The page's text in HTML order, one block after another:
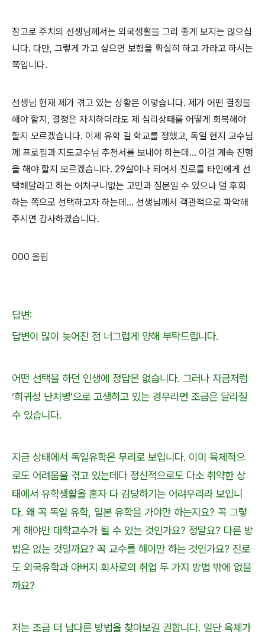
참고로 주치의 선생님께서는 외국생활을 그리 좋게 보지는 않으십
니다. 다만, 그렇게 가고 싶으면 보험을 확실히 하고 가라고 하시는
쪽입니다.
선생님 현재 제가 겪고 있는 상황은 이렇습니다. 제가 어떤 결정을
해야 할지 , 결정은 차치하더라도 제 심리상태를 어떻게 회복해야
할지 모르겠습니다. 이제 유학 갈 학교를 정했고, 독일 현지 교수님
께 프로필과 지도교수님 추천서를 보내야 하는데 ... 이걸 계속 진행
을 해야 할지 모르겠습니다. 29살이나 되어서 진로를 타인에게 선
택해달라고 하는 어처구니없는 고민과 질문일 수 있으나 덜 후회
하는 쪽으로 선택하고자 하는데 ... 선생님께서 객관적으로 파악해
주시면 감사하겠습니다.
000 올림
답변:
답변이 많이 늦어진 점 너그럽게 양해 부탁드립니다.
어떤 선택을 하던 인생에 정답은 없습니다. 그러나 지금처럼
‘희귀성 난치병’으로 고생하고 있는 경우라면 조금은 달라질
수 있습니다.
지금 상태에서 독일유학은 무리로 보입니다. 이미 육체적으
로도 어려움을 겪고 있는데다 정신적으로도 다소 취약한 상
태에서 유학생활을 혼자 다 감당하기는 어려우리라 보입니
다. 왜 꼭 독일 유학, 일본 유학을 가야만 하는지요? 꼭 그렇
게 해야만 대학교수가 될 수 있는 것인가요? 정말요? 다른 방
법은 없는 것일까요? 꼭 교수를 해야만 하는 것인가요? 진로
도 외국유학과 아버지 회사로의 취업 두 가지 방법 밖에 없을
까요?
저는 조금 더 남다른 방법을 찾아보길 권합니다. 일단 육체가